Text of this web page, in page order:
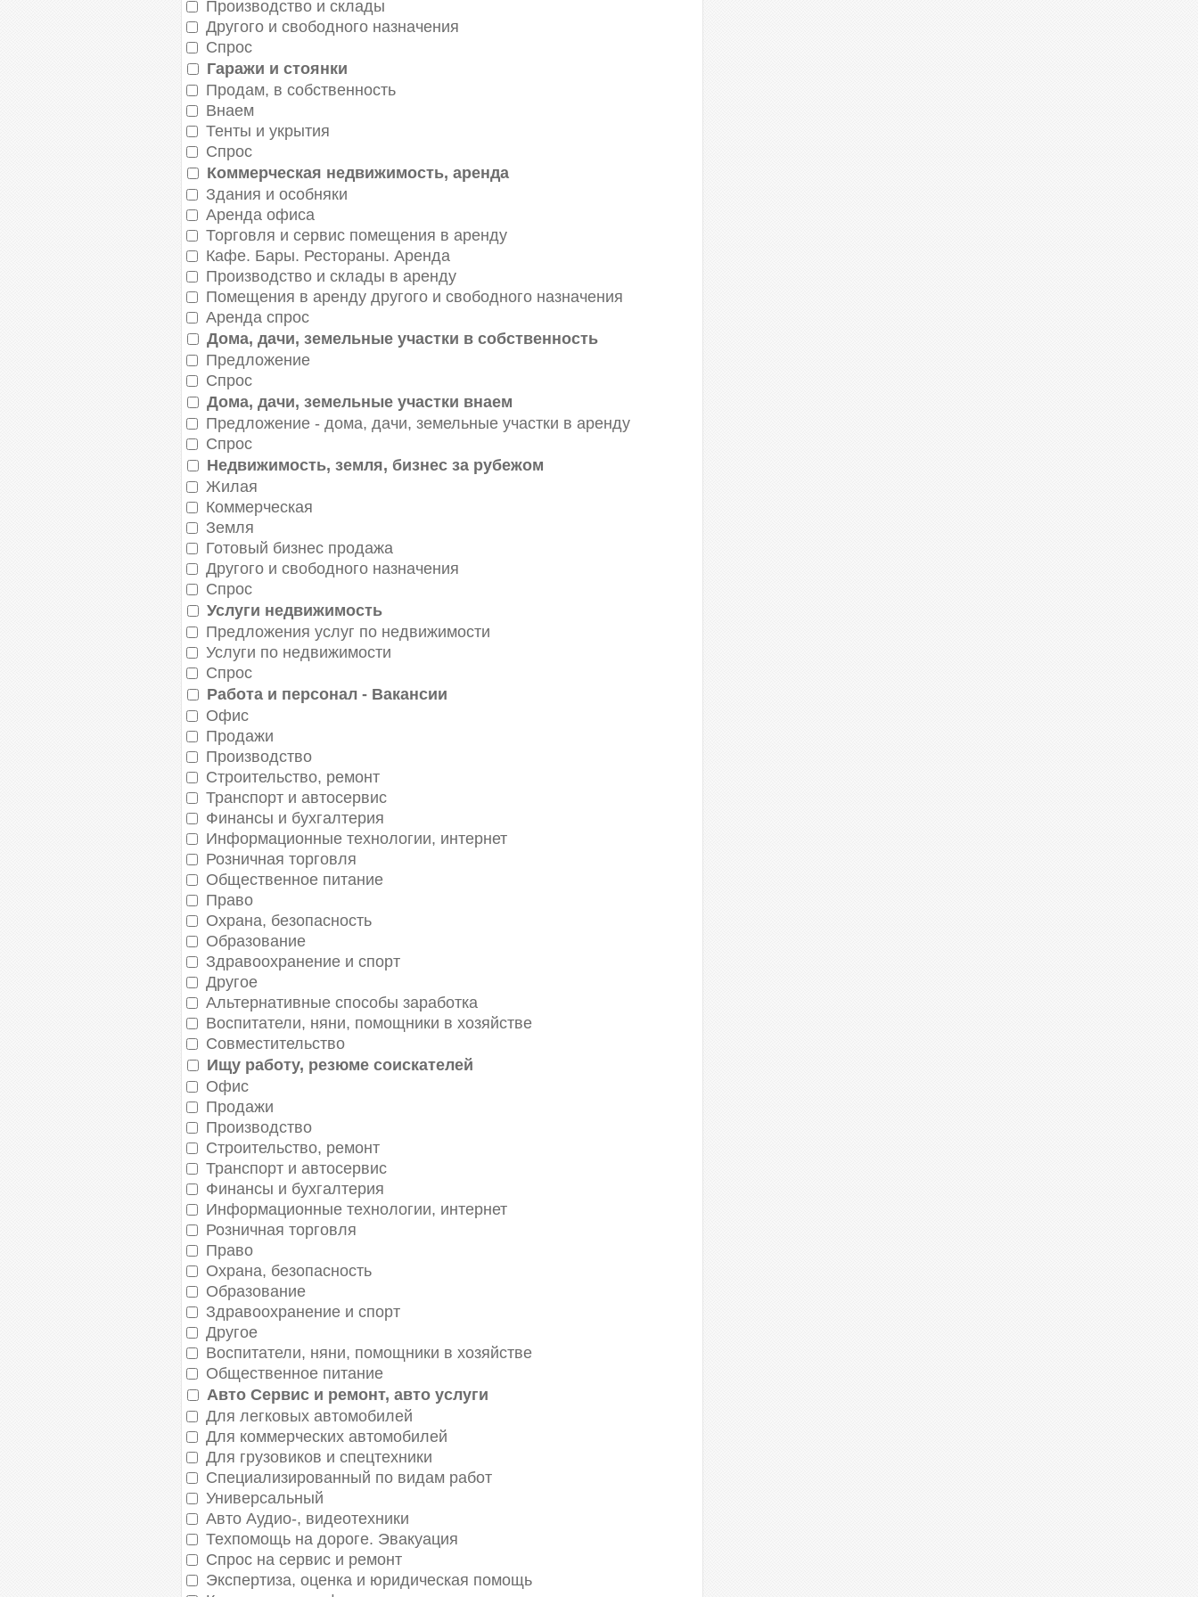
Производство и склады
Другого и свободного назначения
Спрос
Гаражи и стоянки
Продам, в собственность
Внаем
Тенты и укрытия
Спрос
Коммерческая недвижимость, аренда
Здания и особняки
Аренда офиса
Торговля и сервис помещения в аренду
Кафе. Бары. Реcтораны. Аренда
Производство и склады в аренду
Помещения в аренду другого и свободного назначения
Аренда спрос
Дома, дачи, земельные участки в собственность
Предложение
Спрос
Дома, дачи, земельные участки внаем
Предложение - дома, дачи, земельные участки в аренду
Спрос
Недвижимость, земля, бизнес за рубежом
Жилая
Коммерческая
Земля
Готовый бизнес продажа
Другого и свободного назначения
Спрос
Услуги недвижимость
Предложения услуг по недвижимости
Услуги по недвижимости
Спрос
Работа и персонал - Вакансии
Офис
Продажи
Производство
Строительство, ремонт
Транспорт и автосервис
Финансы и бухгалтерия
Информационные технологии, интернет
Розничная торговля
Общественное питание
Право
Охрана, безопасность
Образование
Здравоохранение и спорт
Другое
Альтернативные способы заработка
Воспитатели, няни, помощники в хозяйстве
Совместительство
Ищу работу, резюме соискателей
Офис
Продажи
Производство
Строительство, ремонт
Транспорт и автосервис
Финансы и бухгалтерия
Информационные технологии, интернет
Розничная торговля
Право
Охрана, безопасность
Образование
Здравоохранение и спорт
Другое
Воспитатели, няни, помощники в хозяйстве
Общественное питание
Авто Сервис и ремонт, авто услуги
Для легковых автомобилей
Для коммерческих автомобилей
Для грузовиков и спецтехники
Специализированный по видам работ
Универсальный
Авто Аудио-, видеотехники
Техпомощь на дороге. Эвакуация
Спрос на сервис и ремонт
Экспертиза, оценка и юридическая помощь